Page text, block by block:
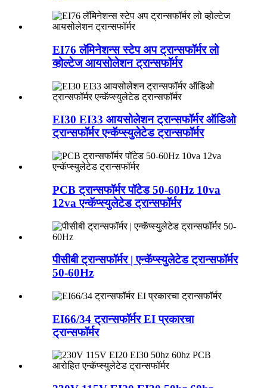
EI76 लॅमिनेशन्स स्टेप अप ट्रान्सफॉर्मर लो
व्होल्टेज आयसोलेशन ट्रान्सफॉर्मर
EI30 EI33 आयसोलेशन ट्रान्सफॉर्मर ऑडिओ
ट्रान्सफॉर्मर एन्कॅप्स्युलेटेड ट्रान्सफॉर्मर
PCB ट्रान्सफॉर्मर पॉटेड 50-60Hz 10va
12va एन्कॅप्स्युलेटेड ट्रान्सफॉर्मर
पीसीबी ट्रान्सफॉर्मर | एन्कॅप्स्युलेटेड ट्रान्सफॉर्मर
50-60Hz
EI66/34 ट्रान्सफॉर्मर EI प्रकारचा
ट्रान्सफॉर्मर